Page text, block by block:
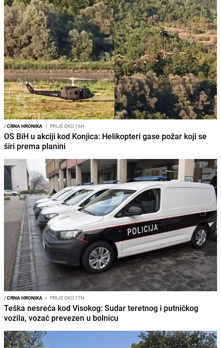
/CRNA HRONIKA I PRIJE OKO 16H
OS BiH u akciji kod Konjica: Helikopteri gase požar koji se
širi prema planini
/CRNA HRONIKA I PRIJE OKO 17H
Teška nesreća kod Visokog: Sudar teretnog i putničkog
vozila, vozač prevezen u bolnicu